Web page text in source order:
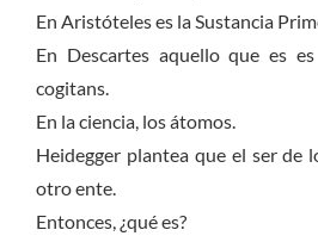
En Aristóteles es la Sustancia
En Descartes aquello que es
cogitans.
En la ciencia, los átomos.
Heidegger plantea que el ser de
otro ente.
Entonces, ¿qué es?